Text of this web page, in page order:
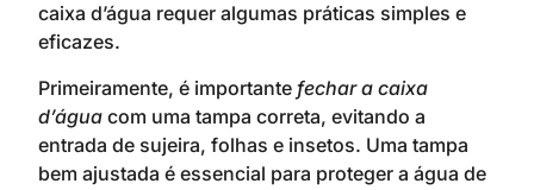
caixa d’água requer algumas práticas simples e
eficazes.
Primeiramente, é importante fechar a caixa
d’água com uma tampa correta, evitando a
entrada de sujeira, folhas e insetos. Uma tampa
bem ajustada é essencial para proteger a água de